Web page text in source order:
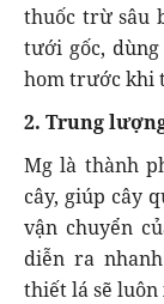
thuốc trừ sâu
tưới gốc,
hom trước khi
2. Trung
Mg là thành
cây, giúp cây
vận chuyển
diễn ra
thiết lá sẽ luôn